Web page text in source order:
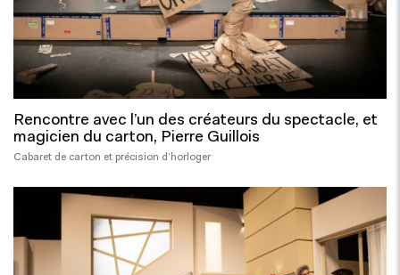
Rencontre avec l’un des créateurs du spectacle, et
magicien du carton, Pierre Guillois
Cabaret de carton et précision d’horloger